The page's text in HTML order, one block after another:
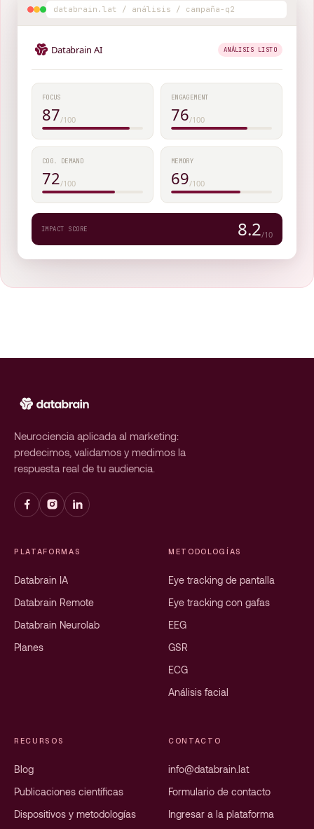
databrain.lat / análisis / campaña-q2
Databrain AI ANÁLISIS LISTO
FOCUS
87/100
ENGAGEMENT
76/100
COG. DEMAND
72/100
MEMORY
69/100
IMPACT SCORE 8.2/10
Neurociencia aplicada al marketing:
predecimos, validamos y medimos la
respuesta real de tu audiencia.
PLATAFORMAS
Databrain IA
Databrain Remote
Databrain Neurolab
Planes
METODOLOGÍAS
Eye tracking de pantalla
Eye tracking con gafas
EEG
GSR
ECG
Análisis facial
RECURSOS
Blog
Publicaciones científicas
Dispositivos y metodologías
CONTACTO
info@databrain.lat
Formulario de contacto
Ingresar a la plataforma